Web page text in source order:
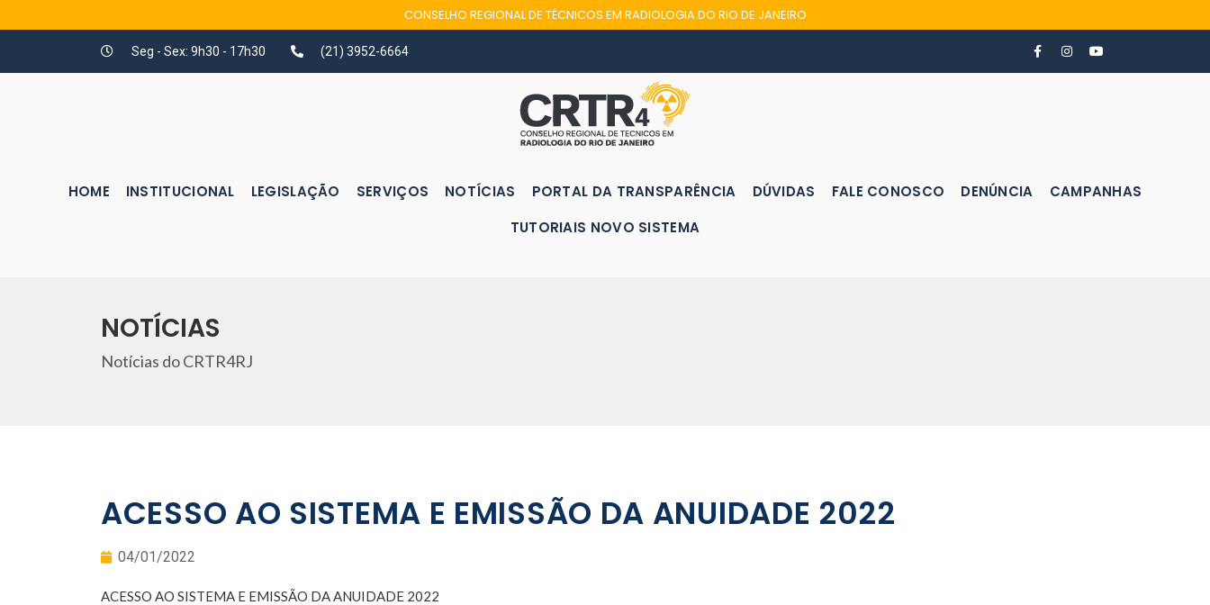
CONSELHO REGIONAL DE TÉCNICOS EM RADIOLOGIA DO RIO DE JANEIRO
Seg - Sex: 9h30 - 17h30 (21) 3952-6664
HOME INSTITUCIONAL LEGISLAÇÃO SERVIÇOS NOTÍCIAS PORTAL DA TRANSPARÊNCIA DÚVIDAS FALE CONOSCO DENÚNCIA
CAMPANHAS
TUTORIAIS NOVO SISTEMA
NOTÍCIAS
Notícias do CRTR4RJ
ACESSO AO SISTEMA E EMISSÃO DA ANUIDADE 2022
04/01/2022
ACESSO AO SISTEMA E EMISSÃO DA ANUIDADE 2022